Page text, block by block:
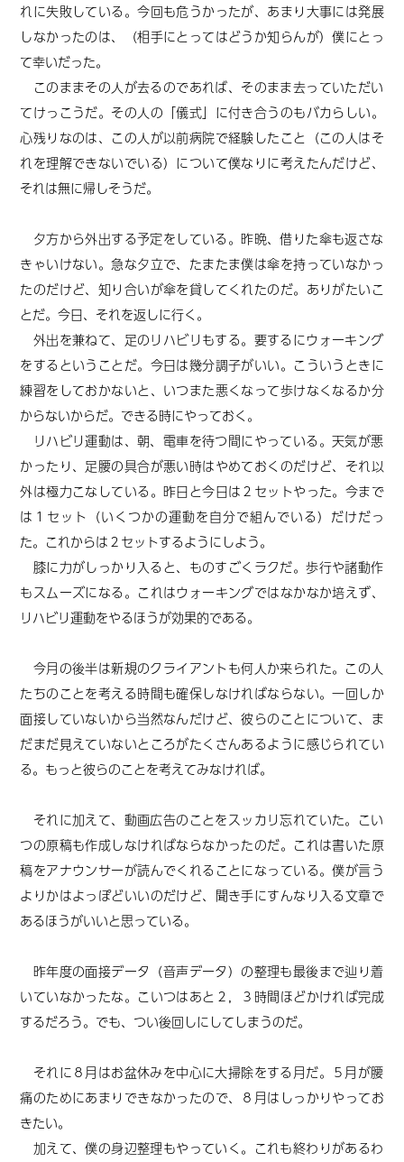
れに失敗している。今回も危うかったが、あまり大事には発展
しなかったのは、（相手にとってはどうか知らんが）僕にとっ
て幸いだった。
このままその人が去るのであれば、そのまま去っていただい
てけっこうだ。その人の「儀式」に付き合うのもバカらしい。
心残りなのは、この人が以前病院で経験したこと（この人はそ
れを理解できないでいる）について僕なりに考えたんだけど、
それは無に帰しそうだ。
夕方から外出する予定をしている。昨晩、借りた傘も返さな
きゃいけない。急な夕立で、たまたま僕は傘を持っていなかっ
たのだけど、知り合いが傘を貸してくれたのだ。ありがたいこ
とだ。今日、それを返しに行く。
外出を兼ねて、足のリハビリもする。要するにウォーキング
をするということだ。今日は幾分調子がいい。こういうときに
練習をしておかないと、いつまた悪くなって歩けなくなるか分
からないからだ。できる時にやっておく。
リハビリ運動は、朝、電車を待つ間にやっている。天気が悪
かったり、足腰の具合が悪い時はやめておくのだけど、それ以
外は極力こなしている。昨日と今日は２セットやった。今まで
は１セット（いくつかの運動を自分で組んでいる）だけだっ
た。これからは２セットするようにしよう。
膝に力がしっかり入ると、ものすごくラクだ。歩行や諸動作
もスムーズになる。これはウォーキングではなかなか培えず、
リハビリ運動をやるほうが効果的である。
今月の後半は新規のクライアントも何人か来られた。この人
たちのことを考える時間も確保しなければならない。一回しか
面接していないから当然なんだけど、彼らのことについて、ま
だまだ見えていないところがたくさんあるように感じられてい
る。もっと彼らのことを考えてみなければ。
それに加えて、動画広告のことをスッカリ忘れていた。こい
つの原稿も作成しなければならなかったのだ。これは書いた原
稿をアナウンサーが読んでくれることになっている。僕が言う
よりかはよっぽどいいのだけど、聞き手にすんなり入る文章で
あるほうがいいと思っている。
昨年度の面接データ（音声データ）の整理も最後まで辿り着
いていなかったな。こいつはあと２，３時間ほどかければ完成
するだろう。でも、つい後回しにしてしまうのだ。
それに８月はお盆休みを中心に大掃除をする月だ。５月が腰
痛のためにあまりできなかったので、８月はしっかりやってお
きたい。
加えて、僕の身辺整理もやっていく。これも終わりがあるわ